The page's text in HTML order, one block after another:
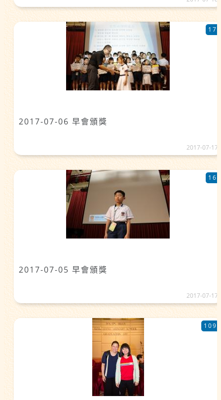
2017-07-06 早會頒獎
17
2017-07-17
2017-07-05 早會頒獎
16
2017-07-17
109